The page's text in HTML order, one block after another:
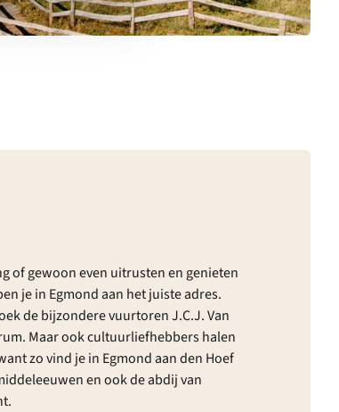
of gewoon even uitrusten en genieten
je in Egmond aan het juiste adres.
de bijzondere vuurtoren J.C.J. Van
Maar ook cultuurliefhebbers halen
zo vind je in Egmond aan den Hoef
en ook de abdij van